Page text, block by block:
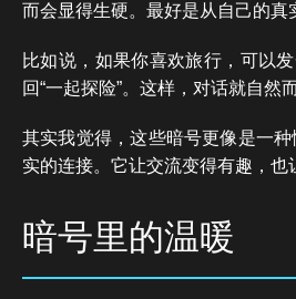
而会显得生硬。最好是从自己的
比如说，如果你喜欢旅行，可以
回“一起探险”。这样，对话就自然
其实我觉得，这些暗号更像是一
实的连接。它让交流变得有趣，也
暗号里的温暖